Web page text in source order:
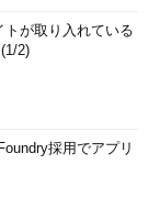
が取り入れている
2)
採用でアプリ